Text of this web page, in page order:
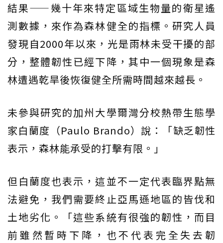
結果——幾十年來特定區域生物量的衛星遙
測數據，來作為森林健全的指標。研究人員
發現自2000年以來，光是雨林未受干擾的部
分，整體韌性已經下降，其中一個現象是森
林遭遇乾旱後恢復健全所需時間越來越長。
未參與研究的加州大學爾灣分校熱帶生態學
家白蘭度（Paulo Brando）說：「缺乏韌性
表示，森林能承受的打擊有限。」
但白蘭度也表示，這並不一定代表臨界點無
法避免，我們需要終止亞馬遜地區的皆伐和
土地劣化。「這些系統有很強的韌性，而目
前雖然暫時下降，也不代表完全失去韌